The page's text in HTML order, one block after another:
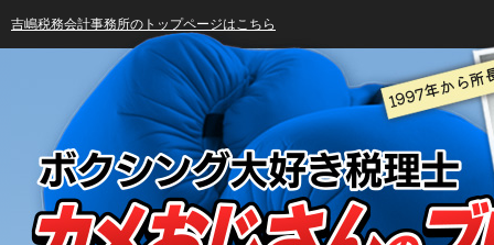
吉嶋税務会計事務所のトップページはこちら